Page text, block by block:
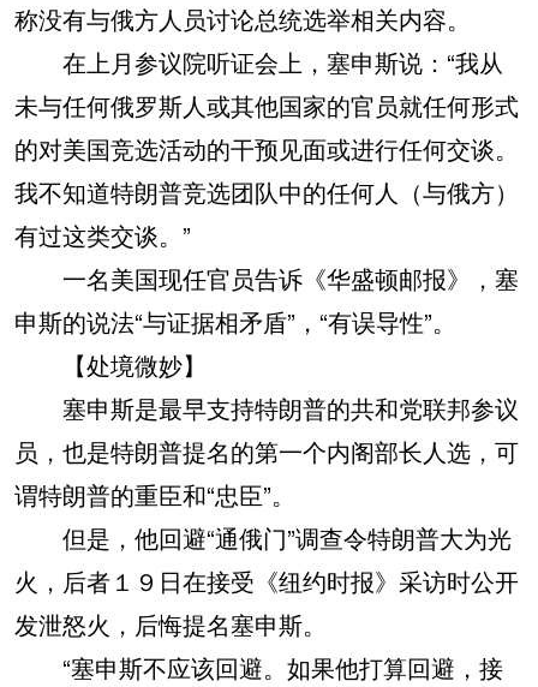
称没有与俄方人员讨论总统选举相关内容。
在上月参议院听证会上，塞申斯说：“我从
未与任何俄罗斯人或其他国家的官员就任何形式
的对美国竞选活动的干预见面或进行任何交谈。
我不知道特朗普竞选团队中的任何人（与俄方）
有过这类交谈。”
一名美国现任官员告诉《华盛顿邮报》，塞
申斯的说法“与证据相矛盾”，“有误导性”。
【处境微妙】
塞申斯是最早支持特朗普的共和党联邦参议
员，也是特朗普提名的第一个内阁部长人选，可
谓特朗普的重臣和“忠臣”。
但是，他回避“通俄门”调查令特朗普大为光
火，后者１９日在接受《纽约时报》采访时公开
发泄怒火，后悔提名塞申斯。
“塞申斯不应该回避。如果他打算回避，接